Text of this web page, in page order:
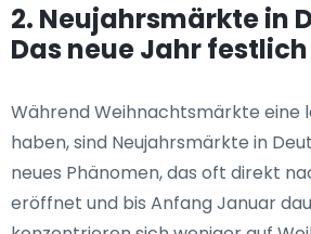
2. Neujahrsmärkte in
Das neue Jahr
Während Weihnachtsmärkte eine
haben, sind Neujahrsmärkte in
neues Phänomen, das oft direkt
eröffnet und bis Anfang Januar